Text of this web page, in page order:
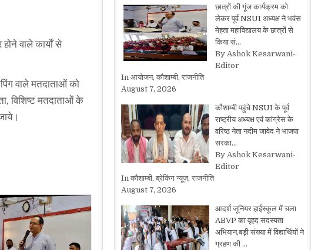
वाले कार्यों से
वाले मतदाताओं को
विशिष्ट मतदाताओं के
छात्रों की गूंज कार्यक्रम को
लेकर पूर्व NSUI अध्यक्ष ने भवंस
मेहता महाविद्यालय के छात्रों से
किया सं…
By Ashok Kesarwani-
Editor
In आयोजन, कौशाम्बी, राजनीति
August 7, 2026
कौशाम्बी पहुंचे NSUI के पूर्व
राष्ट्रीय अध्यक्ष एवं कांग्रेस के
वरिष्ठ नेता नदीम जावेद ने भाजपा
सरका…
By Ashok Kesarwani-
Editor
In कौशाम्बी, ब्रेकिंग न्यूज़, राजनीति
August 7, 2026
आदर्श जूनियर हाईस्कूल में चला
ABVP का वृहद सदस्यता
अभियान,बड़ी संख्या में विद्यार्थियों ने
ग्रहण की …